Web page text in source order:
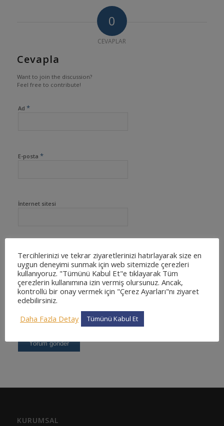
0
CEVAPLAR
Cevapla
Want to join the discussion?
Feel free to contribute!
Ad *
E-posta *
İnternet sitesi
KURUMSAL
Tercihlerinizi ve tekrar ziyaretlerinizi hatırlayarak size en
uygun deneyimi sunmak için web sitemizde çerezleri
kullanıyoruz. "Tümünü Kabul Et"e tıklayarak Tüm
çerezlerin kullanımına izin vermiş olursunuz. Ancak,
kontrollü bir onay vermek için "Çerez Ayarları"nı ziyaret
edebilirsiniz.
Daha Fazla Detay
Tümünü Kabul Et